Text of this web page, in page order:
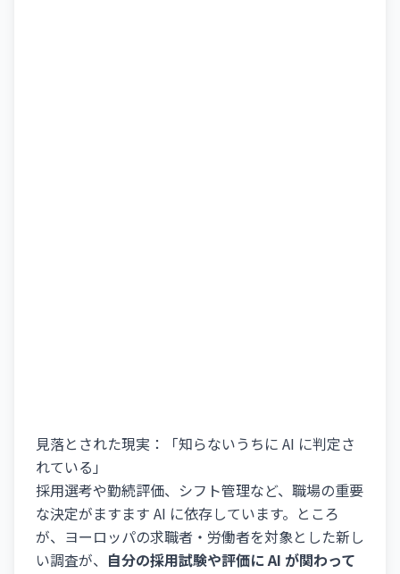
見落とされた現実：「知らないうちに AI に判定さ
れている」
採用選考や勤続評価、シフト管理など、職場の重要
な決定がますます AI に依存しています。ところ
が、ヨーロッパの求職者・労働者を対象とした新し
い調査が、 自分の採用試験や評価に AI が関わって